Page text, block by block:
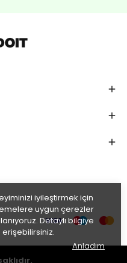
iyileştirmek için
uygun çerezler
Detaylı bilgiye
Anladım